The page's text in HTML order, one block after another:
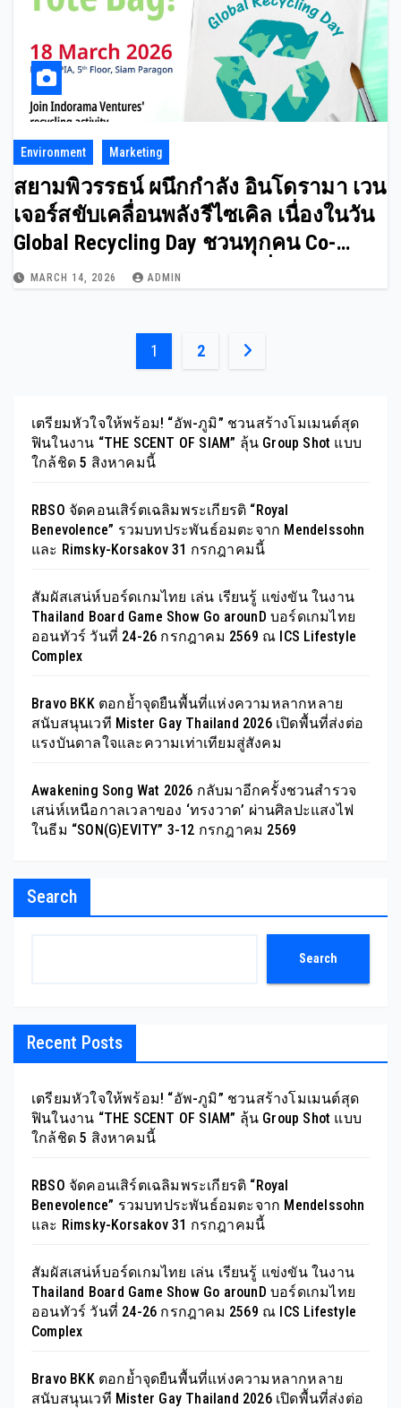
Environment Marketing
สยามพิวรรธน์ ผนึกกำลัง อินโดรามา เวน
เจอร์สขับเคลื่อนพลังรีไซเคิล เนื่องในวัน
Global Recycling Day ชวนทุกคน Co-
create for a Better World เปลี่ยน “ขยะ”
MARCH 14, 2026 ADMIN
Posts
1 2
เตรียมหัวใจให้พร้อม! “อัพ-ภูมิ” ชวนสร้างโมเมนต์สุด
ฟินในงาน “THE SCENT OF SIAM” ลุ้น Group Shot แบบ
ใกล้ชิด 5 สิงหาคมนี้
RBSO จัดคอนเสิร์ตเฉลิมพระเกียรติ “Royal
Benevolence” รวมบทประพันธ์อมตะจาก Mendelssohn
และ Rimsky-Korsakov 31 กรกฎาคมนี้
สัมผัสเสน่ห์บอร์ดเกมไทย เล่น เรียนรู้ แข่งขัน ในงาน
Thailand Board Game Show Go arounD บอร์ดเกมไทย
ออนทัวร์ วันที่ 24-26 กรกฎาคม 2569 ณ ICS Lifestyle
Complex
Bravo BKK ตอกย้ำจุดยืนพื้นที่แห่งความหลากหลาย
สนับสนุนเวที Mister Gay Thailand 2026 เปิดพื้นที่ส่งต่อ
แรงบันดาลใจและความเท่าเทียมสู่สังคม
Awakening Song Wat 2026 กลับมาอีกครั้งชวนสำรวจ
เสน่ห์เหนือกาลเวลาของ ‘ทรงวาด’ ผ่านศิลปะแสงไฟ
ในธีม “SON(G)EVITY” 3-12 กรกฎาคม 2569
Search
Search
Recent Posts
เตรียมหัวใจให้พร้อม! “อัพ-ภูมิ” ชวนสร้างโมเมนต์สุด
ฟินในงาน “THE SCENT OF SIAM” ลุ้น Group Shot แบบ
ใกล้ชิด 5 สิงหาคมนี้
RBSO จัดคอนเสิร์ตเฉลิมพระเกียรติ “Royal
Benevolence” รวมบทประพันธ์อมตะจาก Mendelssohn
และ Rimsky-Korsakov 31 กรกฎาคมนี้
สัมผัสเสน่ห์บอร์ดเกมไทย เล่น เรียนรู้ แข่งขัน ในงาน
Thailand Board Game Show Go arounD บอร์ดเกมไทย
ออนทัวร์ วันที่ 24-26 กรกฎาคม 2569 ณ ICS Lifestyle
Complex
Bravo BKK ตอกย้ำจุดยืนพื้นที่แห่งความหลากหลาย
สนับสนุนเวที Mister Gay Thailand 2026 เปิดพื้นที่ส่งต่อ